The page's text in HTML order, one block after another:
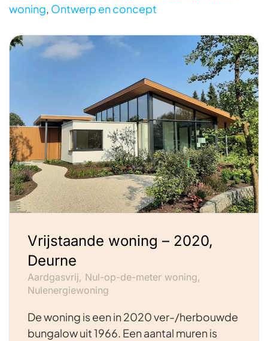
woning, Ontwerp en concept
Vrijstaande woning – 2020,
Deurne
Aardgasvrij, Nul-op-de-meter woning,
Nulenergiewoning
De woning is een in 2020 ver-/herbouwde
bungalow uit 1966. Een aantal muren is